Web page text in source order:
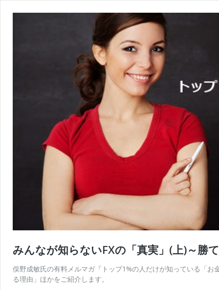
みんなが知らないFXの「真実」(上)～勝
俣野成敏氏の有料メルマガ『トップ1%の人だけが知っている「
る理由」ほかをご紹介します。